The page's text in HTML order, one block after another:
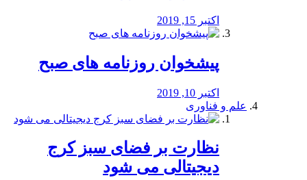
اکتبر 15, 2019
پیشخوان روزنامه های صبح
اکتبر 10, 2019
علم و فناوری
نظارت بر فضای سبز کرج
دیجیتالی می شود